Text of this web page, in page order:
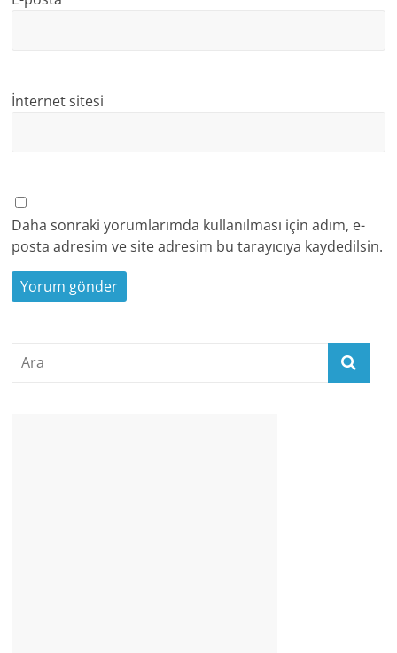
İnternet sitesi
Daha sonraki yorumlarımda kullanılması için adım, e-
posta adresim ve site adresim bu tarayıcıya kaydedilsin.